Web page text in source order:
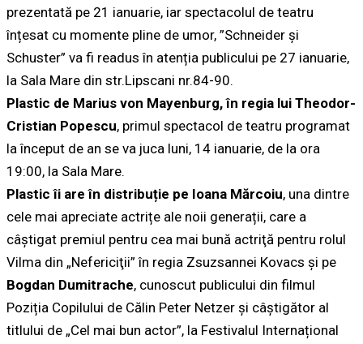
prezentată pe 21 ianuarie, iar spectacolul de teatru
înțesat cu momente pline de umor, ”Schneider și
Schuster” va fi readus în atenția publicului pe 27 ianuarie,
la Sala Mare din str.Lipscani nr.84-90.
Plastic de Marius von Mayenburg, în regia lui Theodor-
Cristian Popescu, primul spectacol de teatru programat
la început de an se va juca luni, 14 ianuarie, de la ora
19:00, la Sala Mare.
Plastic îi are în distribuție pe Ioana Mărcoiu, una dintre
cele mai apreciate actrițe ale noii generații, care a
câștigat premiul pentru cea mai bună actriţă pentru rolul
Vilma din „Nefericiţii” în regia Zsuzsannei Kovacs și pe
Bogdan Dumitrache, cunoscut publicului din filmul
Poziția Copilului de Călin Peter Netzer și câștigător al
titlului de „Cel mai bun actor”, la Festivalul Internațional